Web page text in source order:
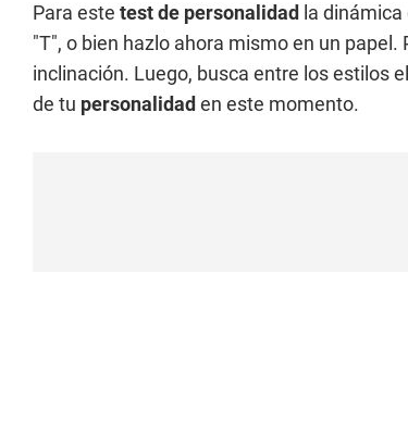
Para este test de personalidad la
"T", o bien hazlo ahora mismo en un
inclinación. Luego, busca entre los estilos
de tu personalidad en este momento.